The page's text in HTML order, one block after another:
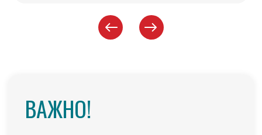
ВАЖНО!